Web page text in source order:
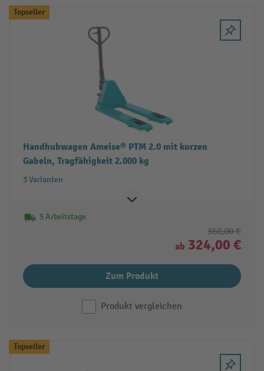
Topseller
Handhubwagen Ameise® PTM 2.0 mit kurzen
Gabeln, Tragfähigkeit 2.000 kg
3 Varianten
5 Arbeitstage
360,00 €
ab 324,00 €
Zum Produkt
Produkt vergleichen
Topseller